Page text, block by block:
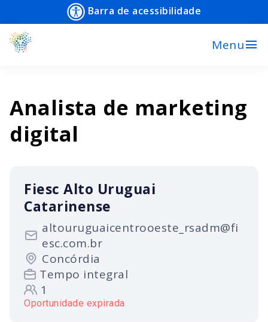
Barra de acessibilidade
Menumenu
Fiesc Alto Uruguai
Catarinense
altouruguaicentrooeste_rsadm@fi
esc.com.br
Concórdia
Tempo integral
1
Oportunidade expirada
Analista de marketing
digital